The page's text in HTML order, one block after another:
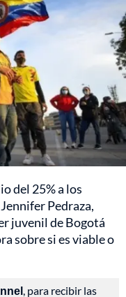
del 25% a los
Pedraza,
juvenil de Bogotá
sobre si es viable o
, para recibir las